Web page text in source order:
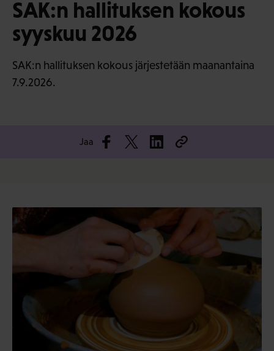
SAK:n hallituksen kokous
syyskuu 2026
SAK:n hallituksen kokous järjestetään maanantaina
7.9.2026.
Jaa